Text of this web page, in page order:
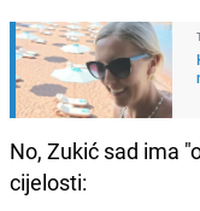
No, Zukić sad ima
cijelosti: